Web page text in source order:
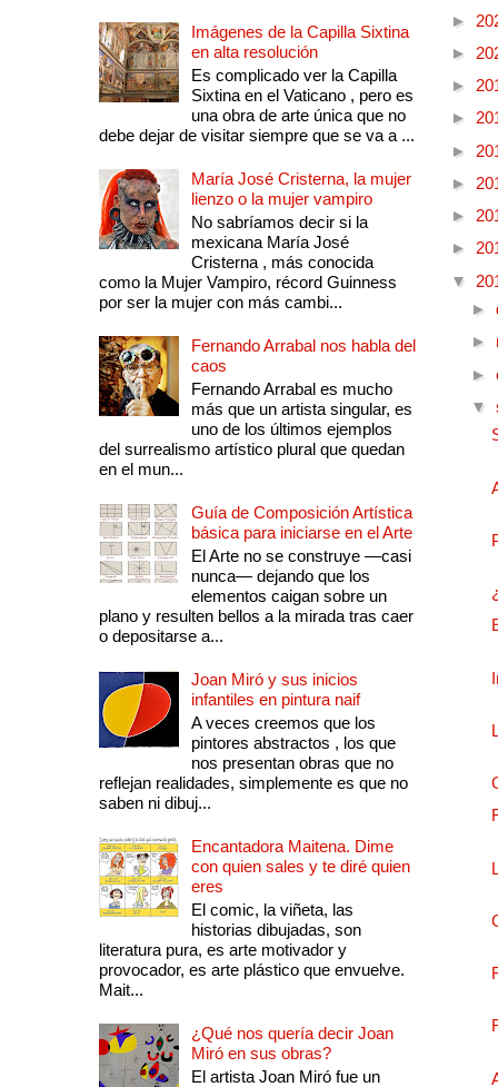
Imágenes de la Capilla Sixtina
en alta resolución
Es complicado ver la Capilla
Sixtina en el Vaticano , pero es
una obra de arte única que no
debe dejar de visitar siempre que se va a ...
María José Cristerna, la mujer
lienzo o la mujer vampiro
No sabríamos decir si la
mexicana María José
Cristerna , más conocida
como la Mujer Vampiro, récord Guinness
por ser la mujer con más cambi...
Fernando Arrabal nos habla del
caos
Fernando Arrabal es mucho
más que un artista singular, es
uno de los últimos ejemplos
del surrealismo artístico plural que quedan
en el mun...
Guía de Composición Artística
básica para iniciarse en el Arte
El Arte no se construye —casi
nunca— dejando que los
elementos caigan sobre un
plano y resulten bellos a la mirada tras caer
o depositarse a...
Joan Miró y sus inicios
infantiles en pintura naif
A veces creemos que los
pintores abstractos , los que
nos presentan obras que no
reflejan realidades, simplemente es que no
saben ni dibuj...
Encantadora Maitena. Dime
con quien sales y te diré quien
eres
El comic, la viñeta, las
historias dibujadas, son
literatura pura, es arte motivador y
provocador, es arte plástico que envuelve.
Mait...
¿Qué nos quería decir Joan
Miró en sus obras?
El artista Joan Miró fue un
►
►
►
►
►
►
►
►
▼
►
►
►
▼